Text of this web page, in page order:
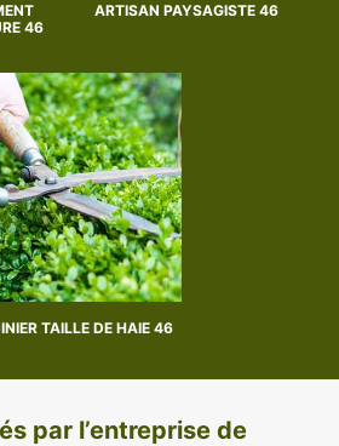
46
ARTISAN PAYSAGISTE 46
TAILLE DE HAIE 46
par l’entreprise de